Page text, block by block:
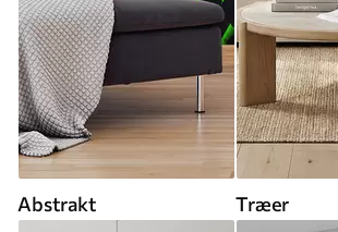
Abstrakt Træer